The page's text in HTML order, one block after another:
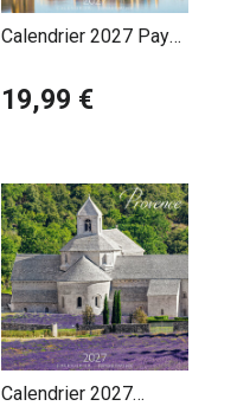
Calendrier 2027 Pays
19,99 €
Calendrier 2027